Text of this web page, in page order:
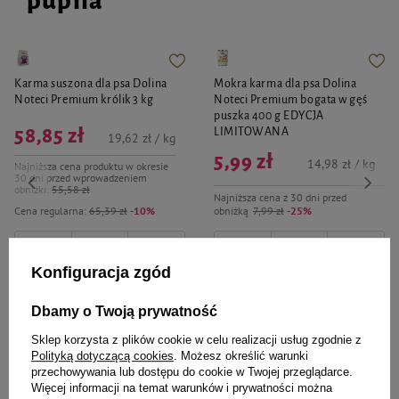
Karma suszona dla psa Dolina
Noteci Premium królik 3 kg
Cena regularna: 65,39 zł -10%
58,85 zł
Najniższa cena produktu w okresie
30 dni przed wprowadzeniem
obniżki: 55,58 zł
19,62 zł / kg
Do koszyka
Mokra karma dla psa Dolina
Noteci Premium bogata w gęś
puszka 400 g EDYCJA
LIMITOWANA
Najniższa cena z 30 dni przed
obniżką 7,99 zł -25%
5,99 zł 14,98 zł / kg
Konfiguracja zgód
Dbamy o Twoją prywatność
Sklep korzysta z plików cookie w celu realizacji usług zgodnie z
Polityką dotyczącą cookies . Możesz określić warunki
przechowywania lub dostępu do cookie w Twojej przeglądarce.
Więcej informacji na temat warunków i prywatności można